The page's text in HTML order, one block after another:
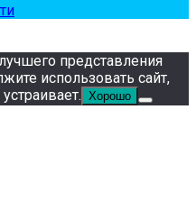
представления
использовать сайт,
Хорошо